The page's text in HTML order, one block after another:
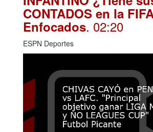
CONTADOS en la
Enfocados. 02:20
ESPN Deportes